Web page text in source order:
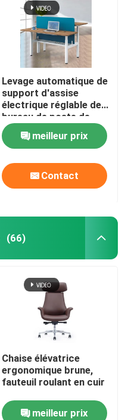
Levage automatique de
support d'assise
électrique réglable de
bureau de poste de
travail de 2 personnes
meilleur prix
Contact
(66)
Chaise élévatrice
ergonomique brune,
fauteuil roulant en cuir
meilleur prix